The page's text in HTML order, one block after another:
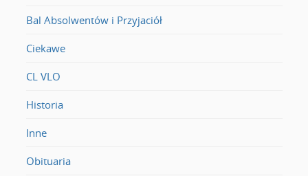
Bal Absolwentów i Przyjaciół
Ciekawe
CL VLO
Historia
Inne
Obituaria